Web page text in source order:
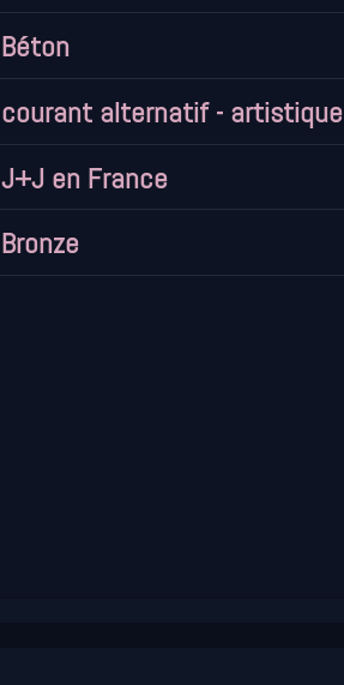
Béton
courant alternatif - artistique
J+J en France
Bronze